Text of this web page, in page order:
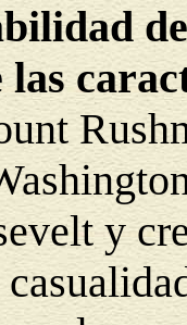
las
y